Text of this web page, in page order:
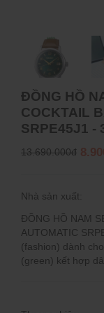
ĐỒNG HỒ
COCKTAIL
SRPE45J1 -
13.690.000đ
Nhà sản xuất:
ĐỒNG HỒ NAM
AUTOMATIC
(fashion) dành
(green) kết hợp